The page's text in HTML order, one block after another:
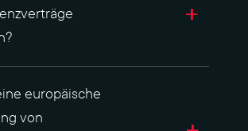
europäische
von